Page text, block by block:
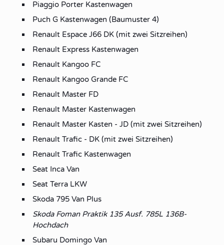
Piaggio Porter Kastenwagen
Puch G Kastenwagen (Baumuster 4)
Renault Espace J66 DK (mit zwei Sitzreihen)
Renault Express Kastenwagen
Renault Kangoo FC
Renault Kangoo Grande FC
Renault Master FD
Renault Master Kastenwagen
Renault Master Kasten - JD (mit zwei Sitzreihen)
Renault Trafic - DK (mit zwei Sitzreihen)
Renault Trafic Kastenwagen
Seat Inca Van
Seat Terra LKW
Skoda 795 Van Plus
Skoda Foman Praktik 135 Ausf. 785L 136B-
Hochdach
Subaru Domingo Van